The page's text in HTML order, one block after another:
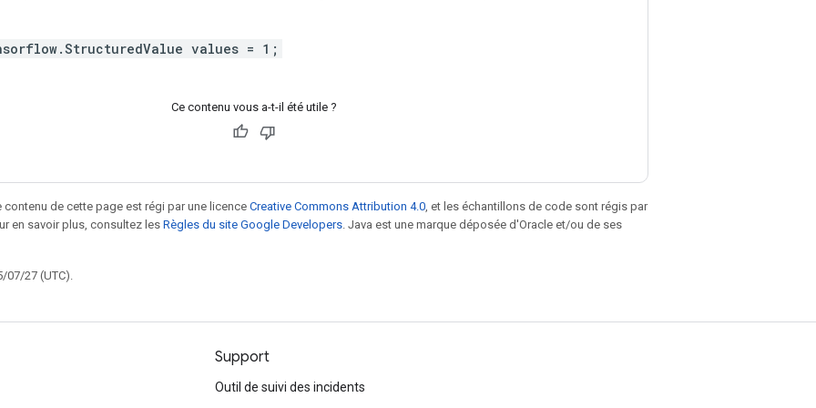
values = 1;
Ce contenu vous a-t-il été utile ?
de cette page est régi par une licence Creative Commons Attribution 4.0 , et les échantillons de code sont régis par
en savoir plus, consultez les Règles du site Google Developers . Java est une marque déposée d'Oracle et/ou de ses
07/27 (UTC).
Support
Outil de suivi des incidents